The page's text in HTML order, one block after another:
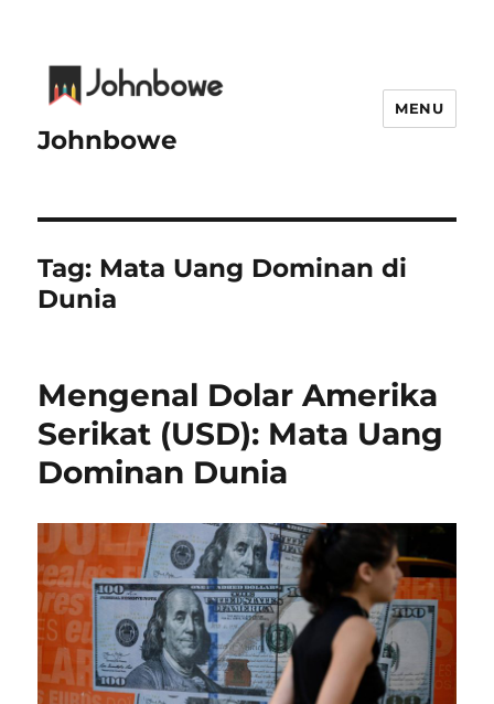
Johnbowe
MENU
Tag: Mata Uang Dominan di
Dunia
Mengenal Dolar Amerika
Serikat (USD): Mata Uang
Dominan Dunia